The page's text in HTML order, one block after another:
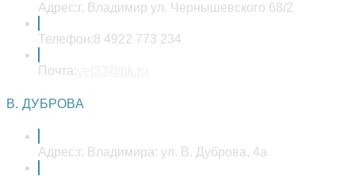
Адрес:г. Владимир ул. Чернышевского 68/2
Телефон:8 4922 773 234
Почта:
В. ДУБРОВА
Адрес:г. Владимира: ул. В. Дуброва, 4а